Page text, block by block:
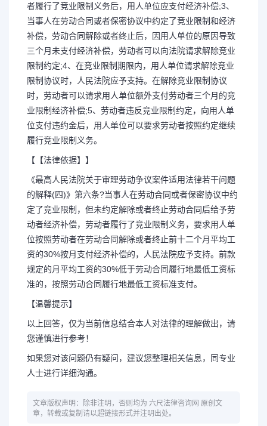
者履行了竞业限制义务后，用人单位应支付经济补偿;3、
当事人在劳动合同或者保密协议中约定了竞业限制和经济
补偿，劳动合同解除或者终止后，因用人单位的原因导致
三个月未支付经济补偿，劳动者可以向法院请求解除竞业
限制约定;4、在竞业限制期限内，用人单位请求解除竞业
限制协议时，人民法院应予支持。在解除竞业限制协议
时，劳动者可以请求用人单位额外支付劳动者三个月的竞
业限制经济补偿;5、劳动者违反竞业限制约定，向用人单
位支付违约金后，用人单位可以要求劳动者按照约定继续
履行竞业限制义务。
【【法律依据】】
《最高人民法院关于审理劳动争议案件适用法律若干问题
的解释(四)》第六条?当事人在劳动合同或者保密协议中约
定了竞业限制，但未约定解除或者终止劳动合同后给予劳
动者经济补偿，劳动者履行了竞业限制义务，要求用人单
位按照劳动者在劳动合同解除或者终止前十二个月平均工
资的30%按月支付经济补偿的，人民法院应予支持。前款
规定的月平均工资的30%低于劳动合同履行地最低工资标
准的，按照劳动合同履行地最低工资标准支付。
【温馨提示】
以上回答，仅为当前信息结合本人对法律的理解做出，请
您谨慎进行参考！
如果您对该问题仍有疑问，建议您整理相关信息，同专业
人士进行详细沟通。
文章版权声明：除非注明，否则均为 六尺法律咨询网 原创文
章，转载或复制请以超链接形式并注明出处。